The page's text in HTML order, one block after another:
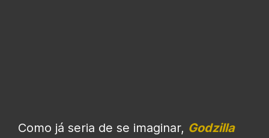
Como já seria de se imaginar, Godzilla